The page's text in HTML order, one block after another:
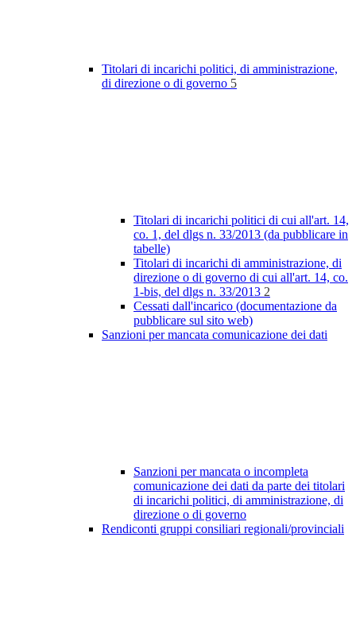
Titolari di incarichi politici, di amministrazione,
di direzione o di governo 5
Titolari di incarichi politici di cui all'art. 14,
co. 1, del dlgs n. 33/2013 (da pubblicare in
tabelle)
Titolari di incarichi di amministrazione, di
direzione o di governo di cui all'art. 14, co.
1-bis, del dlgs n. 33/2013 2
Cessati dall'incarico (documentazione da
pubblicare sul sito web)
Sanzioni per mancata comunicazione dei dati
Sanzioni per mancata o incompleta
comunicazione dei dati da parte dei titolari
di incarichi politici, di amministrazione, di
direzione o di governo
Rendiconti gruppi consiliari regionali/provinciali